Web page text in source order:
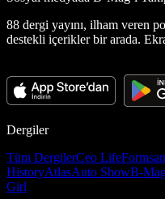
88 dergi yayını, ilham veren
destekli içerikler bir arada.
Dergiler
Tüm DergilerCeo Life
HistoryAtlasAuto ShowB-
Girl